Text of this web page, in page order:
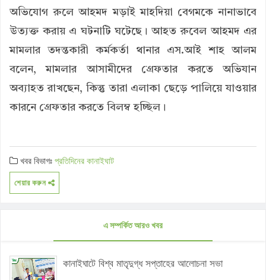
অভিযোগ রুলে আহমদ মড়াই মাহদিয়া বেগমকে নানাভাবে
উত্যক্ত করায় এ ঘটনাটি ঘটেছে। আহত রুবেল আহমদ এর
মামলার তদন্তকারী কর্মকর্তা থানার এস.আই শাহ আলম
বলেন, মামলার আসামীদের গ্রেফতার করতে অভিযান
অব্যাহত রাখছেন, কিন্তু তারা এলাকা ছেড়ে পালিয়ে যাওয়ার
কারনে গ্রেফতার করতে বিলম্ব হচ্ছিল।
খবর বিভাগঃপ্রতিদিনের কানাইঘাট
শেয়ার করুন
এ সম্পর্কিত আরও খবর
কানাইঘাটে বিশ্ব মাতৃদুগ্ধ সপ্তাহের আলোচনা সভা